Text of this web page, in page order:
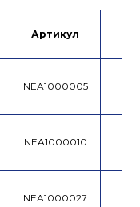
Артикул
NEA1000005
NEA1000010
NEA1000027